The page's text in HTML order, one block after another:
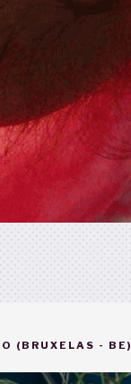
(BRUXELAS - BE)